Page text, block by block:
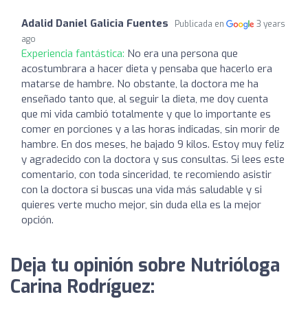
Adalid Daniel Galicia Fuentes Publicada en
3 years
ago
Experiencia fantástica: No era una persona que
acostumbrara a hacer dieta y pensaba que hacerlo era
matarse de hambre. No obstante, la doctora me ha
enseñado tanto que, al seguir la dieta, me doy cuenta
que mi vida cambió totalmente y que lo importante es
comer en porciones y a las horas indicadas, sin morir de
hambre. En dos meses, he bajado 9 kilos. Estoy muy feliz
y agradecido con la doctora y sus consultas. Si lees este
comentario, con toda sinceridad, te recomiendo asistir
con la doctora si buscas una vida más saludable y si
quieres verte mucho mejor, sin duda ella es la mejor
opción.
Deja tu opinión sobre Nutrióloga
Carina Rodríguez: